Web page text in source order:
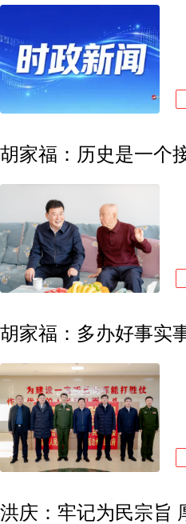
胡家福：多办好事实
洪庆：牢记为民宗旨